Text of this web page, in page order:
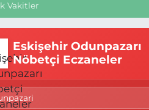
Vakitler
Eskişehir Odunpazarı
Nöbetçi Eczaneler